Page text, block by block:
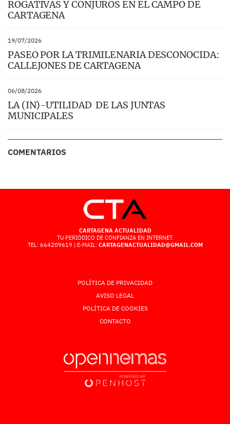
ROGATIVAS Y CONJUROS EN EL CAMPO DE
CARTAGENA
19/07/2026
PASEO POR LA TRIMILENARIA DESCONOCIDA:
CALLEJONES DE CARTAGENA
06/08/2026
LA (IN)-UTILIDAD DE LAS JUNTAS
MUNICIPALES
COMENTARIOS
CARTAGENA ACTUALIDAD
TU PERIÓDICO DE CONFIANZA EN INTERNET.
TEL: 664209619 | E-MAIL: CARTAGENACTUALIDAD@GMAIL.COM
POLÍTICA DE PRIVACIDAD
AVISO LEGAL
POLÍTICA DE COOKIES
CONTACTO